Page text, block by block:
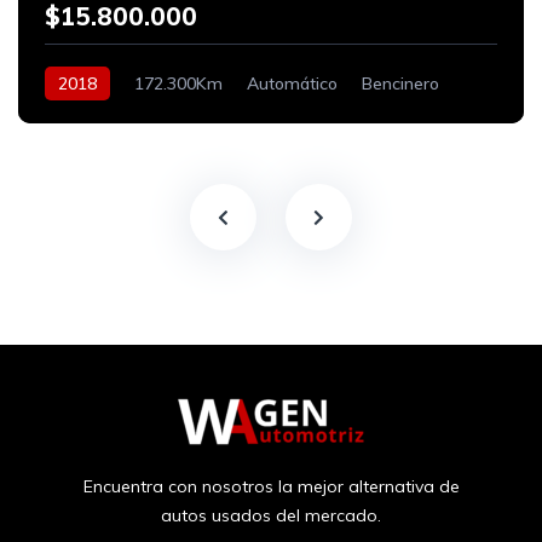
$15.800.000
2018 172.300Km Automático Bencinero
Encuentra con nosotros la mejor alternativa de
autos usados del mercado.